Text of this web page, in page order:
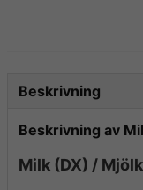
Beskrivning
Beskrivning av
Milk (DX) / Mjölk